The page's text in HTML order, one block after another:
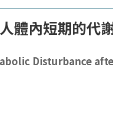
體內短期的代
Disturbance